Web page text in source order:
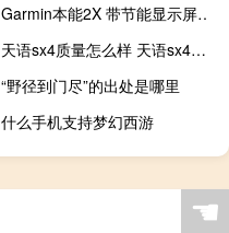
Garmin本能2X 带节能显示屏在印刷渲染中泄露
天语sx4质量怎么样 天语sx4质量怎么样
“野径到门尽”的出处是哪里
什么手机支持梦幻西游
☚